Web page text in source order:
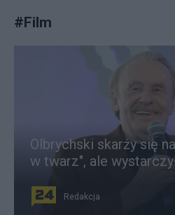
#Film
Olbrychski skarży się
w twarz", ale
Redakcja